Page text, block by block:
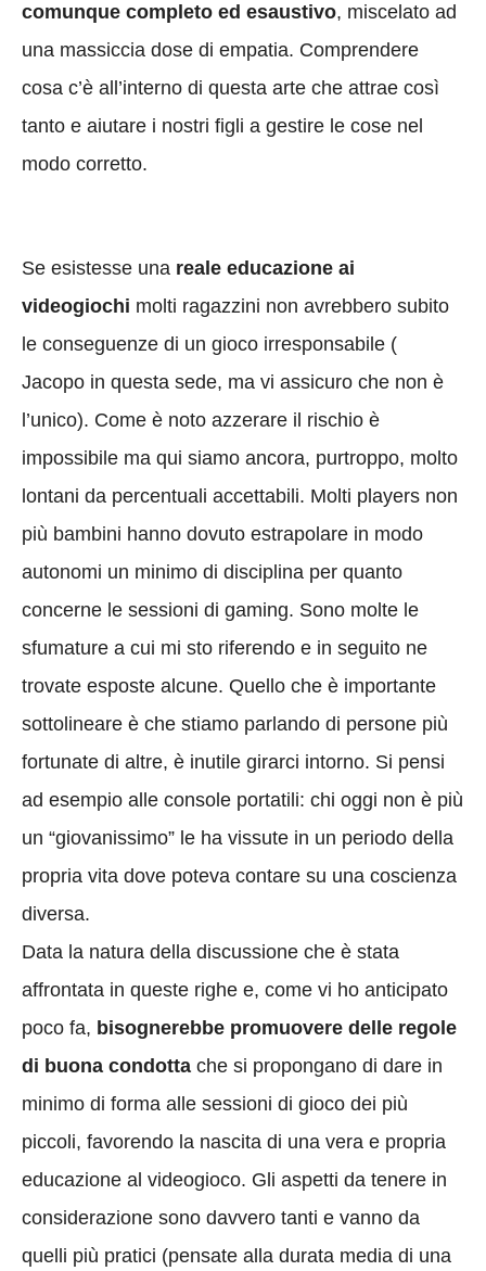
comunque completo ed esaustivo, miscelato ad
una massiccia dose di empatia. Comprendere
cosa c’è all’interno di questa arte che attrae così
tanto e aiutare i nostri figli a gestire le cose nel
modo corretto.
Se esistesse una reale educazione ai
videogiochi molti ragazzini non avrebbero subito
le conseguenze di un gioco irresponsabile (
Jacopo in questa sede, ma vi assicuro che non è
l’unico). Come è noto azzerare il rischio è
impossibile ma qui siamo ancora, purtroppo, molto
lontani da percentuali accettabili. Molti players non
più bambini hanno dovuto estrapolare in modo
autonomi un minimo di disciplina per quanto
concerne le sessioni di gaming. Sono molte le
sfumature a cui mi sto riferendo e in seguito ne
trovate esposte alcune. Quello che è importante
sottolineare è che stiamo parlando di persone più
fortunate di altre, è inutile girarci intorno. Si pensi
ad esempio alle console portatili: chi oggi non è più
un “giovanissimo” le ha vissute in un periodo della
propria vita dove poteva contare su una coscienza
diversa.
Data la natura della discussione che è stata
affrontata in queste righe e, come vi ho anticipato
poco fa, bisognerebbe promuovere delle regole
di buona condotta che si propongano di dare in
minimo di forma alle sessioni di gioco dei più
piccoli, favorendo la nascita di una vera e propria
educazione al videogioco. Gli aspetti da tenere in
considerazione sono davvero tanti e vanno da
quelli più pratici (pensate alla durata media di una